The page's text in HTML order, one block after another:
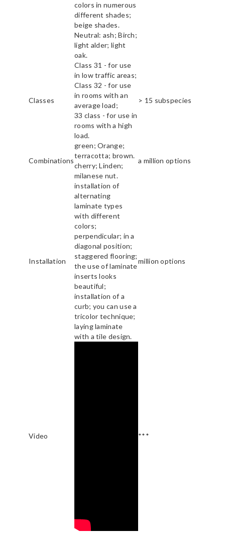
colors in numerous
different shades;
beige shades.
Neutral: ash; Birch;
light alder; light
oak.
Classes
Class 31 - for use
in low traffic areas;
Class 32 - for use
in rooms with an
average load;
33 class - for use in
rooms with a high
load.
> 15 subspecies
Combinations
green; Orange;
terracotta; brown.
cherry; Linden;
milanese nut.
a million options
Installation
installation of
alternating
laminate types
with different
colors;
perpendicular; in a
diagonal position;
staggered flooring;
the use of laminate
inserts looks
beautiful;
installation of a
curb; you can use a
tricolor technique;
laying laminate
with a tile design.
million options
Video ***